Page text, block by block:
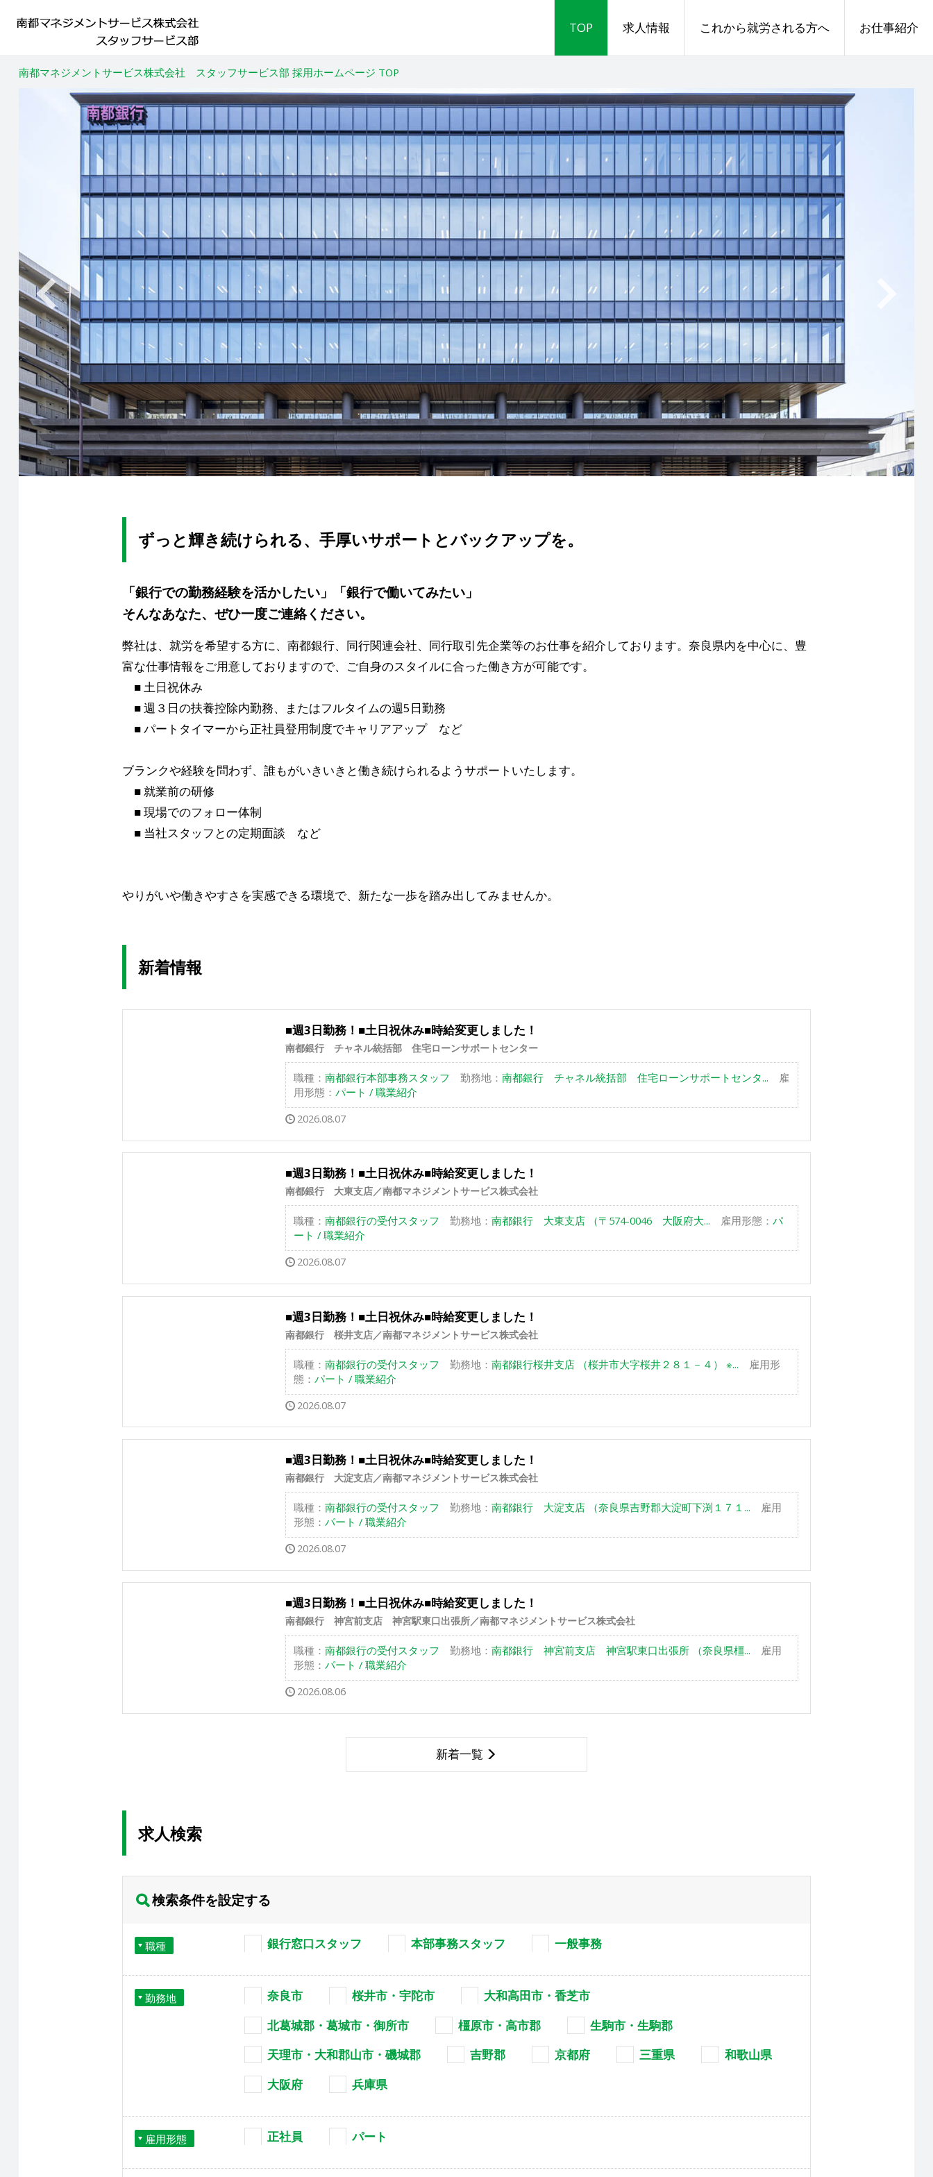
TOP 求人情報 これから就労される方へ お仕事紹介
南都マネジメントサービス株式会社 スタッフサービス部 採用ホームページ TOP
ずっと輝き続けられる、手厚いサポートとバックアップを。
「銀行での勤務経験を活かしたい」「銀行で働いてみたい」
そんなあなた、ぜひ一度ご連絡ください。
弊社は、就労を希望する方に、南都銀行、同行関連会社、同行取引先企業等のお仕事を紹介しております。奈良県内を中心に、豊
富な仕事情報をご用意しておりますので、ご自身のスタイルに合った働き方が可能です。
■ 土日祝休み
■ 週３日の扶養控除内勤務、またはフルタイムの週5日勤務
■ パートタイマーから正社員登用制度でキャリアアップ など
ブランクや経験を問わず、誰もがいきいきと働き続けられるようサポートいたします。
■ 就業前の研修
■ 現場でのフォロー体制
■ 当社スタッフとの定期面談 など
やりがいや働きやすさを実感できる環境で、新たな一歩を踏み出してみませんか。
新着情報
■週3日勤務！■土日祝休み■時給変更しました！
南都銀行 チャネル統括部 住宅ローンサポートセンター
職種： 南都銀行本部事務スタッフ 勤務地： 南都銀行 チャネル統括部 住宅ローンサポートセンタ...
雇
用形態： パート / 職業紹介
2026.08.07
■週3日勤務！■土日祝休み■時給変更しました！
南都銀行 大東支店／南都マネジメントサービス株式会社
職種： 南都銀行の受付スタッフ 勤務地： 南都銀行 大東支店 （〒574-0046 大阪府大... 雇用形態： パ
ート / 職業紹介
2026.08.07
■週3日勤務！■土日祝休み■時給変更しました！
南都銀行 桜井支店／南都マネジメントサービス株式会社
職種： 南都銀行の受付スタッフ 勤務地： 南都銀行桜井支店 （桜井市大字桜井２８１－４） ※...
雇用形
態： パート / 職業紹介
2026.08.07
■週3日勤務！■土日祝休み■時給変更しました！
南都銀行 大淀支店／南都マネジメントサービス株式会社
職種： 南都銀行の受付スタッフ 勤務地： 南都銀行 大淀支店 （奈良県吉野郡大淀町下渕１７１...
雇用
形態： パート / 職業紹介
2026.08.07
■週3日勤務！■土日祝休み■時給変更しました！
南都銀行 神宮前支店 神宮駅東口出張所／南都マネジメントサービス株式会社
職種： 南都銀行の受付スタッフ 勤務地： 南都銀行 神宮前支店 神宮駅東口出張所 （奈良県橿...
雇用
形態： パート / 職業紹介
2026.08.06
新着一覧
求人検索
検索条件を設定する
職種 銀行窓口スタッフ 本部事務スタッフ 一般事務
勤務地 奈良市 桜井市・宇陀市
大和高田市・香芝市
北葛城郡・葛城市・御所市
橿原市・高市郡
生駒市・生駒郡
天理市・大和郡山市・磯城郡
吉野郡 京都府 三重県
和歌山県
大阪府
兵庫県
雇用形態 正社員 パート